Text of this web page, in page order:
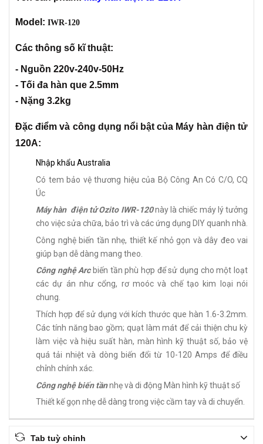
Model: IWR-120
Các thông số kĩ thuật:
- Nguồn 220v-240v-50Hz
- Tối đa hàn que 2.5mm
- Nặng 3.2kg
Đặc điểm và công dụng nổi bật của Máy hàn điện tử
120A:
Nhập khẩu Australia
Có tem bảo vệ thương hiệu của Bộ Công An Có C/O, CQ
Úc
Máy hàn điện tử Ozito IWR-120này là chiếc máy lý tưởng
cho việc sửa chữa, bảo trì và các ứng dụng DIY quanh nhà.
Công nghệ biến tần nhẹ, thiết kế nhỏ gọn và dây đeo vai
giúp bạn dễ dàng mang theo.
Công nghệ Arcbiến tần phù hợp để sử dụng cho một loạt
các dự án như cổng, rơ moóc và chế tạo kim loại nói
chung.
Thích hợp để sử dụng với kích thước que hàn 1.6-3.2mm.
Các tính năng bao gồm; quạt làm mát để cải thiện chu kỳ
làm việc và hiệu suất hàn, màn hình kỹ thuật số, bảo vệ
quá tải nhiệt và dòng biến đổi từ 10-120 Amps để điều
chỉnh chính xác.
Công nghệ biến tầnnhẹ và di động Màn hình kỹ thuật số
Thiết kế gọn nhẹ dễ dàng trong việc cầm tay và di chuyển.
Tab tuỳ chỉnh